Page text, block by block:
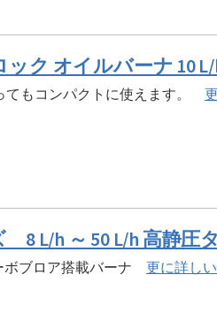
ック オイルバーナ 10
てもコンパクトに使えます。
8 L/h ～ 50 L/h 高静圧
ボブロア搭載バーナ 更に詳し